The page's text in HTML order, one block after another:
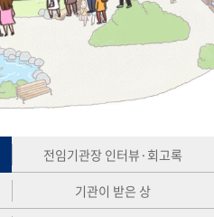
50
주년 광장
전임기관장 인터뷰·회고록
기관이 받은 상